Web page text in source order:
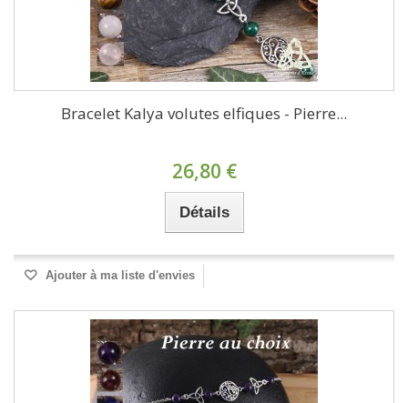
Bracelet Kalya volutes elfiques - Pierre...
26,80 €
Détails
Ajouter à ma liste d'envies